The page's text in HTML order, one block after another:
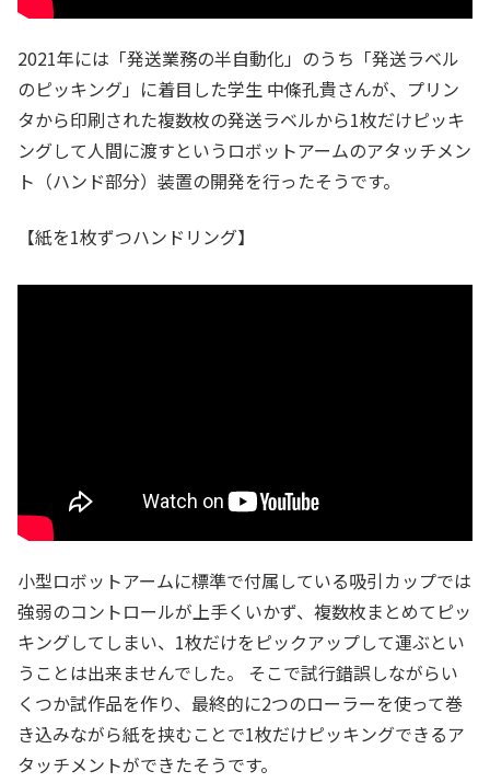
2021年には「発送業務の半自動化」のうち「発送ラベル
のピッキング」に着目した学生 中條孔貴さんが、プリン
タから印刷された複数枚の発送ラベルから1枚だけピッキ
ングして人間に渡すというロボットアームのアタッチメン
ト（ハンド部分）装置の開発を行ったそうです。
【紙を1枚ずつハンドリング】
小型ロボットアームに標準で付属している吸引カップでは
強弱のコントロールが上手くいかず、複数枚まとめてピッ
キングしてしまい、1枚だけをピックアップして運ぶとい
うことは出来ませんでした。 そこで試行錯誤しながらい
くつか試作品を作り、最終的に2つのローラーを使って巻
き込みながら紙を挟むことで1枚だけピッキングできるア
タッチメントができたそうです。